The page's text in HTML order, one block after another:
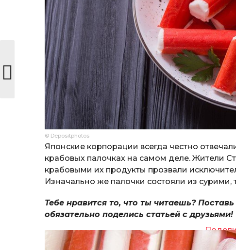
© Depositphotos
Японские корпорации всегда честно
крабовых палочках на самом деле. Жители
крабовыми их продукты прозвали
Изначально же палочки состояли из
Тебе нравится то, что ты читаешь?
обязательно поделись статьей с друзьями!